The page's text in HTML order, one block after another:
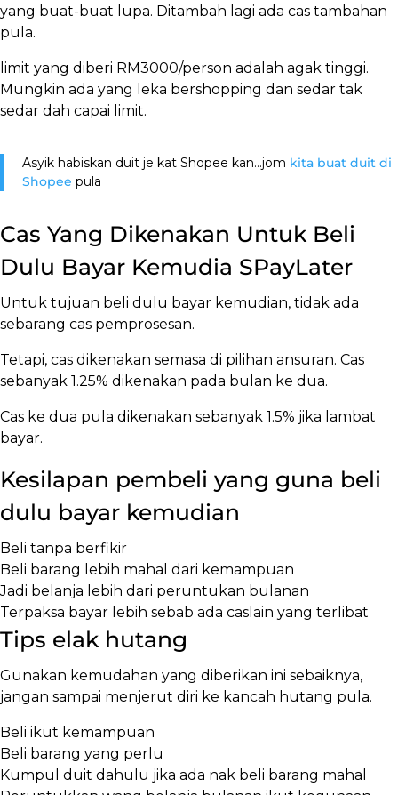
yang buat-buat lupa. Ditambah lagi ada cas tambahan
pula.
limit yang diberi RM3000/person adalah agak tinggi.
Mungkin ada yang leka bershopping dan sedar tak
sedar dah capai limit.
Asyik habiskan duit je kat Shopee kan…jom kita buat duit di
Shopee pula
Cas Yang Dikenakan Untuk Beli
Dulu Bayar Kemudia SPayLater
Untuk tujuan beli dulu bayar kemudian, tidak ada
sebarang cas pemprosesan.
Tetapi, cas dikenakan semasa di pilihan ansuran. Cas
sebanyak 1.25% dikenakan pada bulan ke dua.
Cas ke dua pula dikenakan sebanyak 1.5% jika lambat
bayar.
Kesilapan pembeli yang guna beli
dulu bayar kemudian
Beli tanpa berfikir
Beli barang lebih mahal dari kemampuan
Jadi belanja lebih dari peruntukan bulanan
Terpaksa bayar lebih sebab ada caslain yang terlibat
Tips elak hutang
Gunakan kemudahan yang diberikan ini sebaiknya,
jangan sampai menjerut diri ke kancah hutang pula.
Beli ikut kemampuan
Beli barang yang perlu
Kumpul duit dahulu jika ada nak beli barang mahal